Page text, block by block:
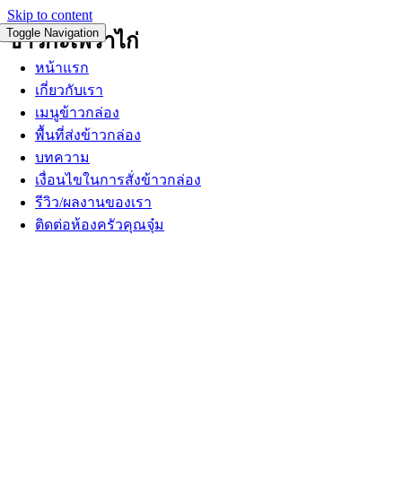
Skip to content
Toggle Navigation
หน้าแรก
เกี่ยวกับเรา
เมนูข้าวกล่อง
พื้นที่ส่งข้าวกล่อง
บทความ
เงื่อนไขในการสั่งข้าวกล่อง
รีวิว/ผลงานของเรา
ติดต่อห้องครัวคุณจุ๋ม
ข้าวกะเพราไก่